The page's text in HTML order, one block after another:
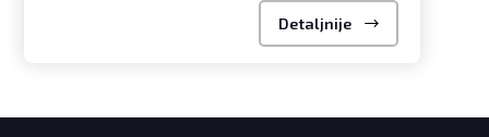
Detaljnije